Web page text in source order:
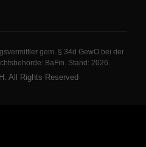
gem. § 34d GewO bei der
BaFin. Stand: 2026.
All Rights Reserved